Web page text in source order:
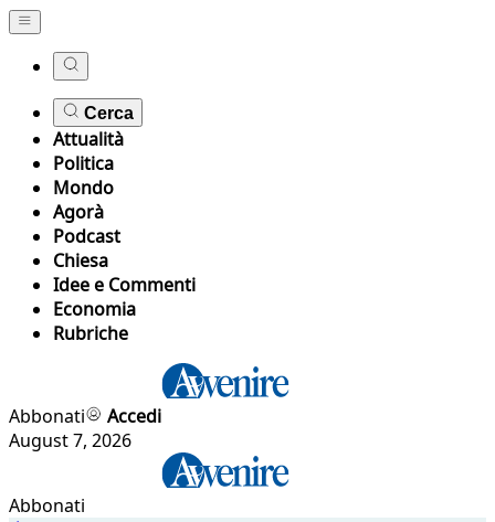
Cerca
Attualità
Politica
Mondo
Agorà
Podcast
Chiesa
Idee e Commenti
Economia
Rubriche
Abbonati
Accedi
August 7, 2026
Abbonati